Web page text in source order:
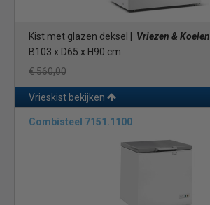
Kist met glazen deksel | Vriezen & Koelen
B103 x D65 x H90 cm
€ 560,00
Vrieskist bekijken
Combisteel 7151.1100